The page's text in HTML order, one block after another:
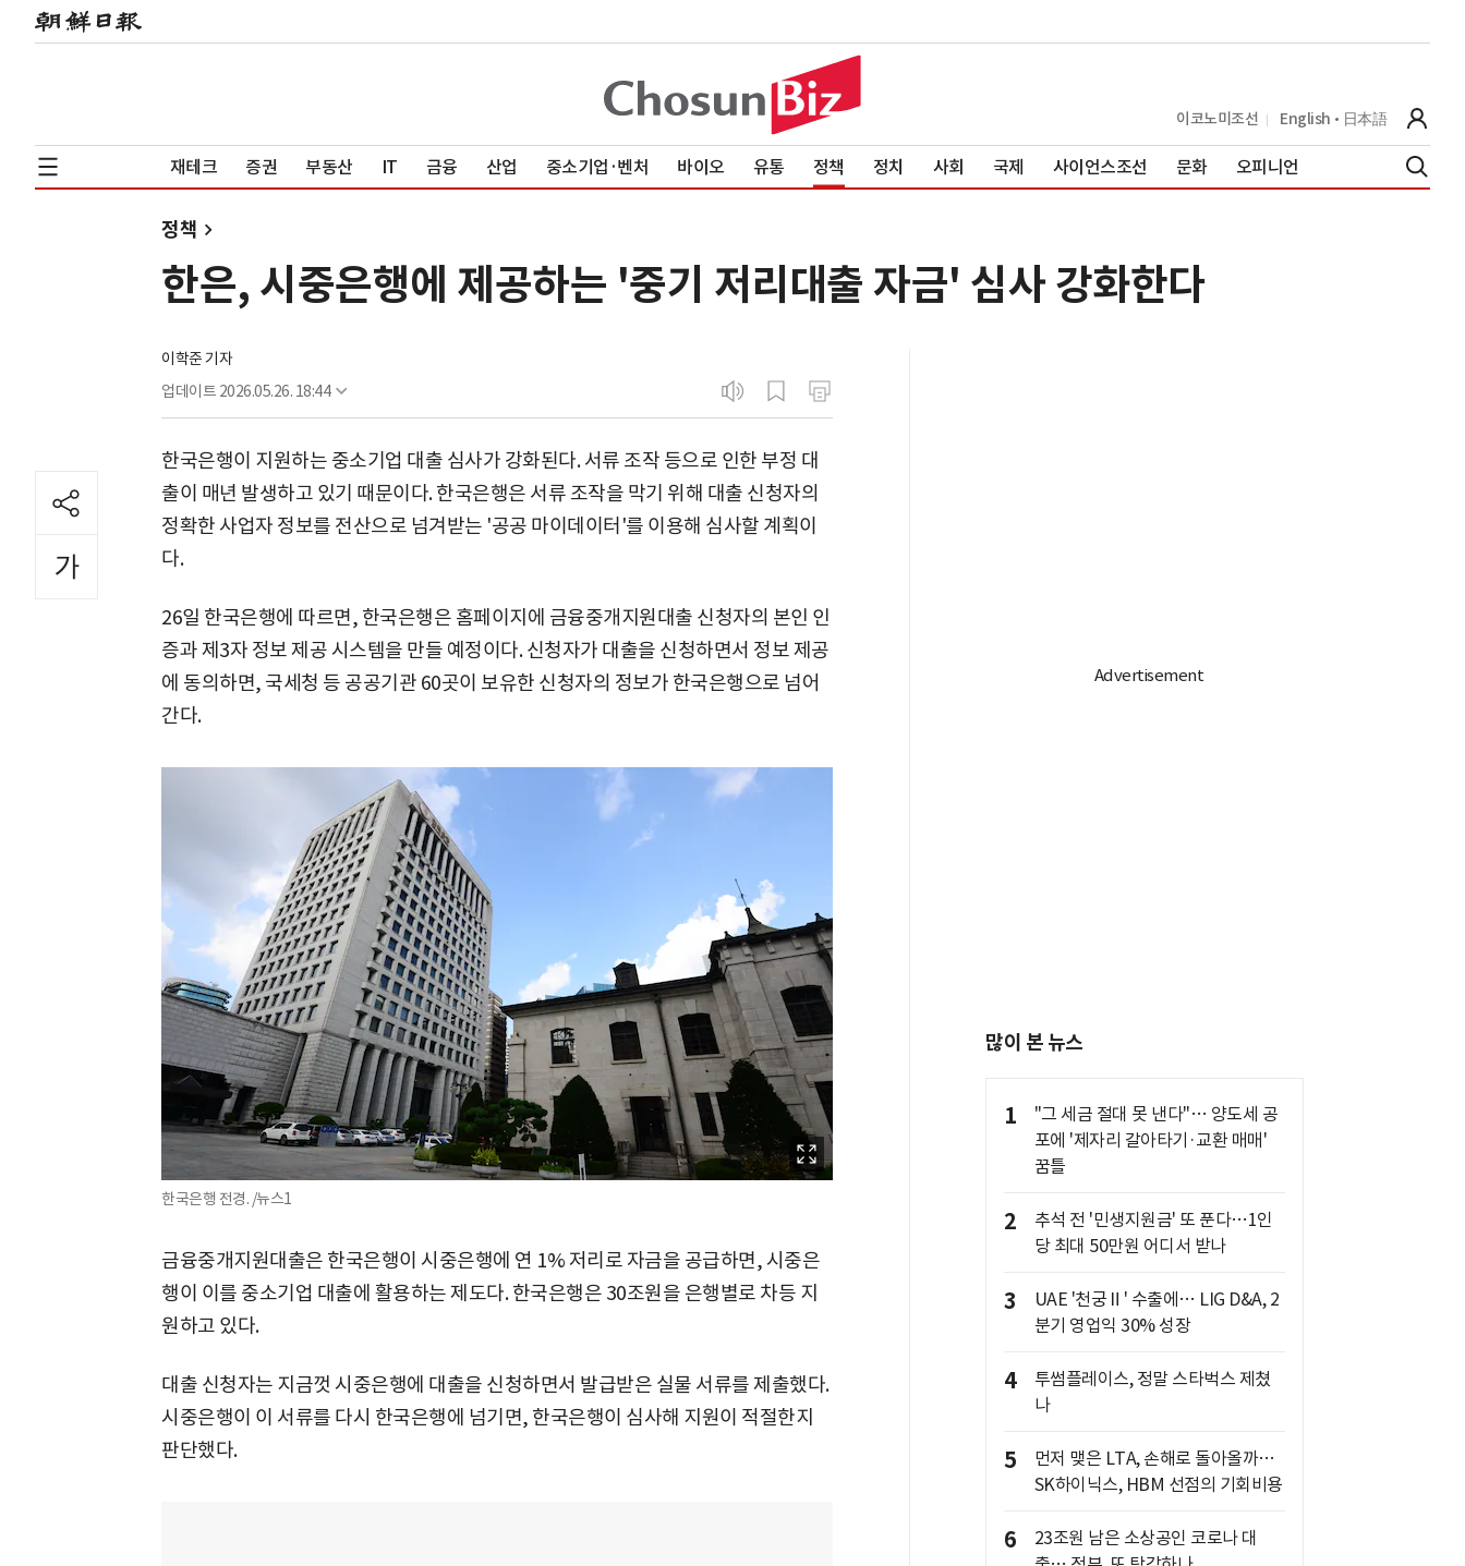
이코노미조선 English 日本語
재테크 증권 부동산 IT 금융 산업 중소기업·벤처 바이오 유통 정책 정치 사회 국제 사이언스조선 문화 오피니언
정책
한은, 시중은행에 제공하는 '중기 저리대출 자금' 심사 강화한다
이학준 기자
업데이트 2026.05.26. 18:44
한국은행이 지원하는 중소기업 대출 심사가 강화된다. 서류 조작 등으로 인한 부정 대
출이 매년 발생하고 있기 때문이다. 한국은행은 서류 조작을 막기 위해 대출 신청자의
정확한 사업자 정보를 전산으로 넘겨받는 '공공 마이데이터'를 이용해 심사할 계획이
다.
26일 한국은행에 따르면, 한국은행은 홈페이지에 금융중개지원대출 신청자의 본인 인
증과 제3자 정보 제공 시스템을 만들 예정이다. 신청자가 대출을 신청하면서 정보 제공
에 동의하면, 국세청 등 공공기관 60곳이 보유한 신청자의 정보가 한국은행으로 넘어
간다.
한국은행 전경. /뉴스1
금융중개지원대출은 한국은행이 시중은행에 연 1% 저리로 자금을 공급하면, 시중은
행이 이를 중소기업 대출에 활용하는 제도다. 한국은행은 30조원을 은행별로 차등 지
원하고 있다.
대출 신청자는 지금껏 시중은행에 대출을 신청하면서 발급받은 실물 서류를 제출했다.
시중은행이 이 서류를 다시 한국은행에 넘기면, 한국은행이 심사해 지원이 적절한지
판단했다.
많이 본 뉴스
1
"그 세금 절대 못 낸다"… 양도세 공
포에 '제자리 갈아타기·교환 매매'
꿈틀
2
추석 전 '민생지원금' 또 푼다…1인
당 최대 50만원 어디서 받나
3
UAE '천궁Ⅱ' 수출에… LIG D&A, 2
분기 영업익 30% 성장
4
투썸플레이스, 정말 스타벅스 제쳤
나
5
먼저 맺은 LTA, 손해로 돌아올까…
SK하이닉스, HBM 선점의 기회비용
6
23조원 남은 소상공인 코로나 대